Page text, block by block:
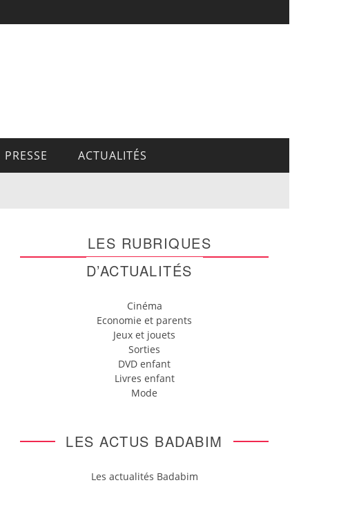
PRESSE ACTUALITÉS
LES RUBRIQUES
D’ACTUALITÉS
Cinéma
Economie et parents
Jeux et jouets
Sorties
DVD enfant
Livres enfant
Mode
LES ACTUS BADABIM
Les actualités Badabim